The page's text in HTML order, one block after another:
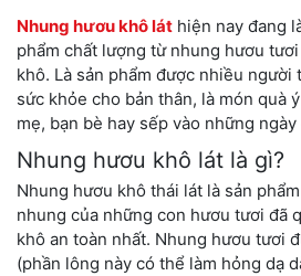
Nhung hươu khô lát hiện nay đang
phẩm chất lượng từ nhung hươu
khô. Là sản phẩm được nhiều người
sức khỏe cho bản thân, là món quà
mẹ, bạn bè hay sếp vào những
Nhung hươu khô lát là gì?
Nhung hươu khô thái lát là sản
nhung của những con hươu tươi đã
khô an toàn nhất. Nhung hươu tươi
(phần lông này có thể làm hỏng dạ